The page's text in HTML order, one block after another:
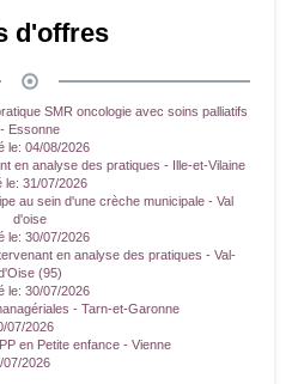
d'offres
SMR oncologie avec soins palliatifs
- Essonne
le: 04/08/2026
en analyse des pratiques - Ille-et-Vilaine
le: 31/07/2026
au sein d'une crèche municipale - Val
d'oise
le: 30/07/2026
en analyse des pratiques - Val-
(95)
le: 30/07/2026
- Tarn-et-Garonne
07/2026
en Petite enfance - Vienne
07/2026